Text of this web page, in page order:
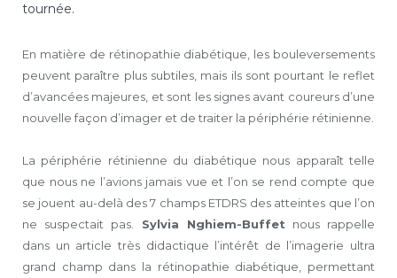
tournée.
En matière de rétinopathie diabétique, les bouleversements
peuvent paraître plus subtiles, mais ils sont pourtant le reflet
d’avancées majeures, et sont les signes avant coureurs d’une
nouvelle façon d’imager et de traiter la périphérie rétinienne.
La périphérie rétinienne du diabétique nous apparaît telle
que nous ne l’avions jamais vue et l’on se rend compte que
se jouent au-delà des 7 champs ETDRS des atteintes que l’on
ne suspectait pas. Sylvia Nghiem-Buffet nous rappelle
dans un article très didactique l’intérêt de l’imagerie ultra
grand champ dans la rétinopathie diabétique, permettant